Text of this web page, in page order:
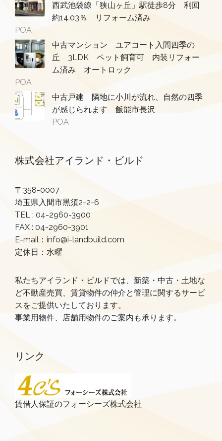
西武池袋線「狭山ヶ丘」駅徒歩8分 利回
約14.03％ リフォーム済み
POA
中古マンション ユアコート入間四季の
丘 3LDK ペット飼育可 内装リフォー
ム済み オートロック
POA
中古戸建 隣地に小川が流れ、自然の四季
が感じられます 飯能市長沢
POA
株式会社アイランド・ビルド
〒358-0007
埼玉県入間市黒須2-2-6
TEL : 04-2960-3900
FAX : 04-2960-3901
E-mail：info@i-landbuild.com
定休日：水曜
私たちアイランド・ビルドでは、新築・中古・土地な
ど不動産売買、賃貸物件の仲介と管理に関するサービ
スをご提供いたしております。
事業用物件、店舗用物件のご案内も承ります。
リンク
賃借人保証のフォーシーズ株式会社